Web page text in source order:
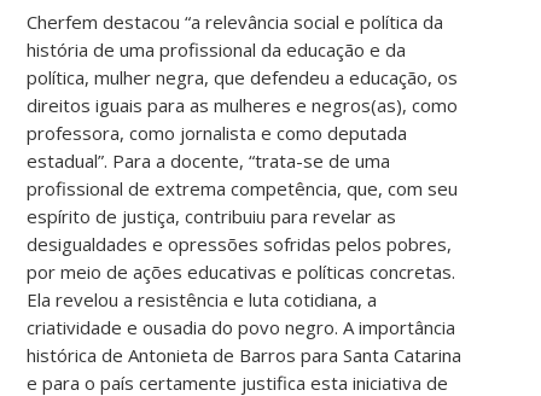
Cherfem destacou “a relevância social e política da
história de uma profissional da educação e da
política, mulher negra, que defendeu a educação, os
direitos iguais para as mulheres e negros(as), como
professora, como jornalista e como deputada
estadual”. Para a docente, “trata-se de uma
profissional de extrema competência, que, com seu
espírito de justiça, contribuiu para revelar as
desigualdades e opressões sofridas pelos pobres,
por meio de ações educativas e políticas concretas.
Ela revelou a resistência e luta cotidiana, a
criatividade e ousadia do povo negro. A importância
histórica de Antonieta de Barros para Santa Catarina
e para o país certamente justifica esta iniciativa de